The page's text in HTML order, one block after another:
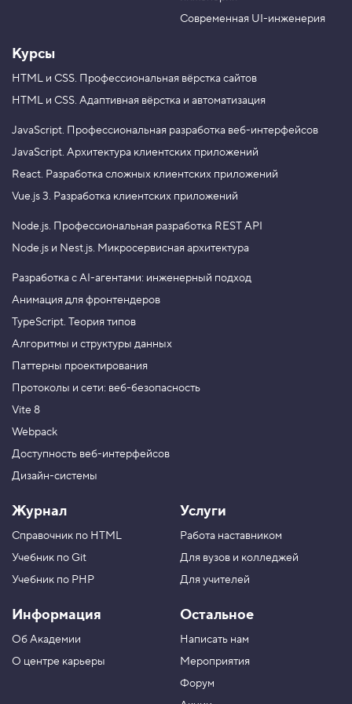
m
Современная UI-инженерия
Курсы
HTML и CSS. Профессиональная вёрстка сайтов
HTML и CSS. Адаптивная вёрстка и автоматизация
JavaScript. Профессиональная разработка веб-интерфейсов
JavaScript. Архитектура клиентских приложений
React. Разработка сложных клиентских приложений
Vue.js 3. Разработка клиентских приложений
Node.js. Профессиональная разработка REST API
Node.js и Nest.js. Микросервисная архитектура
Разработка с AI-агентами: инженерный подход
Анимация для фронтендеров
TypeScript. Теория типов
Алгоритмы и структуры данных
Паттерны проектирования
Протоколы и сети: веб-безопасность
Vite 8
Webpack
Доступность веб-интерфейсов
Дизайн-системы
Журнал
Справочник по HTML
Учебник по Git
Учебник по PHP
Информация
Об Академии
О центре карьеры
Услуги
Работа наставником
Для вузов и колледжей
Для учителей
Остальное
Написать нам
Мероприятия
Форум